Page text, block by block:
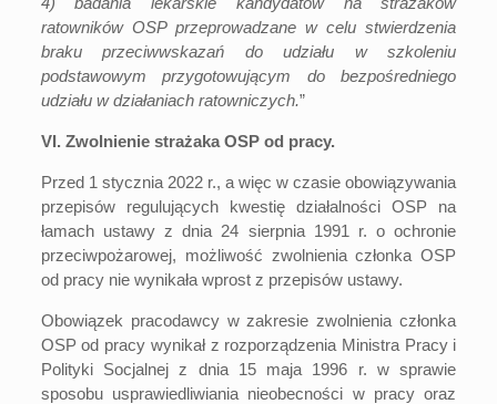
ratowników OSP przeprowadzane w celu stwierdzenia
braku przeciwwskazań do udziału w szkoleniu
podstawowym przygotowującym do bezpośredniego
udziału w działaniach ratowniczych.”
VI. Zwolnienie strażaka OSP od pracy.
Przed 1 stycznia 2022 r., a więc w czasie obowiązywania
przepisów regulujących kwestię działalności OSP na
łamach ustawy z dnia 24 sierpnia 1991 r. o ochronie
przeciwpożarowej, możliwość zwolnienia członka OSP
od pracy nie wynikała wprost z przepisów ustawy.
Obowiązek pracodawcy w zakresie zwolnienia członka
OSP od pracy wynikał z rozporządzenia Ministra Pracy i
Polityki Socjalnej z dnia 15 maja 1996 r. w sprawie
sposobu usprawiedliwiania nieobecności w pracy oraz